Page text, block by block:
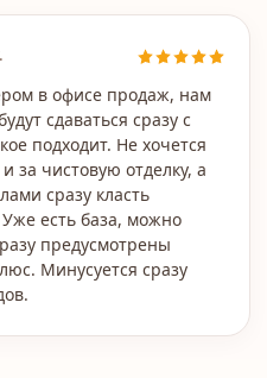
в офисе продаж, нам
сдаваться сразу с
подходит. Не хочется
за чистовую отделку, а
сразу класть
есть база, можно
предусмотрены
Минусуется сразу